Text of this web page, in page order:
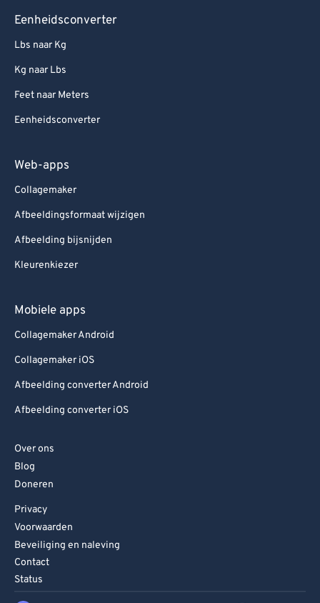
Eenheidsconverter
Lbs naar Kg
Kg naar Lbs
Feet naar Meters
Eenheidsconverter
Web-apps
Collagemaker
Afbeeldingsformaat wijzigen
Afbeelding bijsnijden
Kleurenkiezer
Mobiele apps
Collagemaker Android
Collagemaker iOS
Afbeelding converter Android
Afbeelding converter iOS
Over ons
Blog
Doneren
Privacy
Voorwaarden
Beveiliging en naleving
Contact
Status